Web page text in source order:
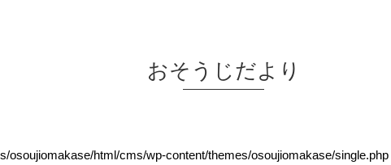
おそうじだより
osoujiomakase/html/cms/wp-content/themes/osoujiomakase/single.php